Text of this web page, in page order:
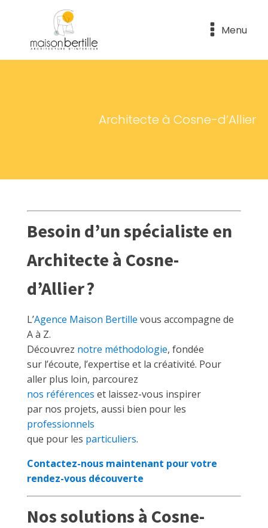
Menu
Architecte à Cosne-d’Allier
Besoin d’un spécialiste en
Architecte à Cosne-
d’Allier ?
L’Agence Maison Bertille vous accompagne de
A à Z.
Découvrez notre méthodologie, fondée
sur l’écoute, l’expertise et la créativité. Pour
aller plus loin, parcourez
nos références et laissez-vous inspirer
par nos projets, aussi bien pour les
professionnels
que pour les particuliers.
Contactez-nous maintenant pour votre
rendez-vous découverte
Nos solutions à Cosne-